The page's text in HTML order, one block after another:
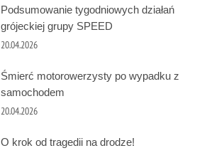
Podsumowanie tygodniowych działań
grójeckiej grupy SPEED
20.04.2026
Śmierć motorowerzysty po wypadku z
samochodem
20.04.2026
O krok od tragedii na drodze!